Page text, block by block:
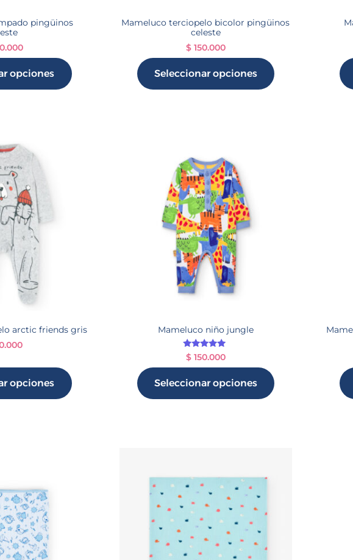
pingüinos
opciones
Mameluco terciopelo bicolor pingüinos
celeste
$150.000
Seleccionar opciones
arctic friends gris
opciones
Mameluco niño jungle
Valorado en
5.00
$150.000
Seleccionar opciones